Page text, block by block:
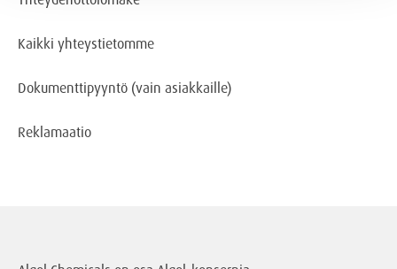
Kaikki yhteystietomme
Dokumenttipyyntö (vain asiakkaille)
Reklamaatio